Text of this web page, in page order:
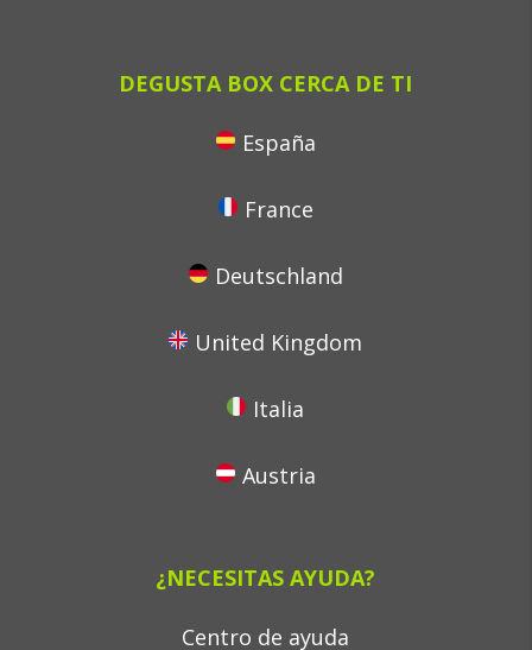
DEGUSTA BOX CERCA DE TI
España
France
Deutschland
United Kingdom
Italia
Austria
¿NECESITAS AYUDA?
Centro de ayuda